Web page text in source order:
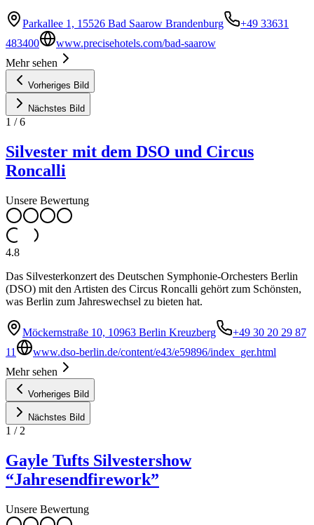
Parkallee 1, 15526 Bad Saarow Brandenburg
+49 33631
483400
www.precisehotels.com/bad-saarow
Mehr sehen
Vorheriges Bild
Nächstes Bild
1 /6
Silvester mit dem DSO und Circus
Roncalli
Unsere Bewertung
4.8
Das Silvesterkonzert des Deutschen Symphonie-Orchesters Berlin
(DSO) mit den Artisten des Circus Roncalli gehört zum Schönsten,
was Berlin zum Jahreswechsel zu bieten hat.
Möckernstraße 10, 10963 Berlin Kreuzberg
+49 30 20 29 87
11
www.dso-berlin.de/content/e43/e59896/index_ger.html
Mehr sehen
Vorheriges Bild
Nächstes Bild
1 / 2
Gayle Tufts Silvestershow
“Jahresendfirework”
Unsere Bewertung